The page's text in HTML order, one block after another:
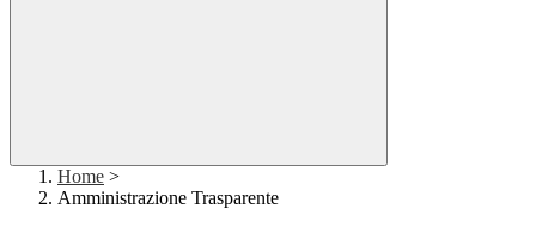
Home >
Amministrazione Trasparente